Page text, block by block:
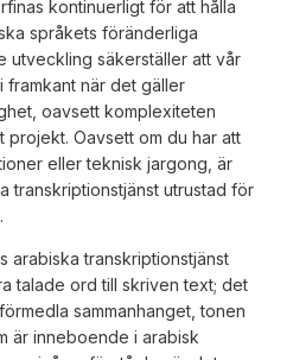
kontinuerligt för att hålla
språkets föränderliga
utveckling säkerställer att vår
framkant när det gäller
oavsett komplexiteten
Oavsett om du har att
eller teknisk jargong, är
transkriptionstjänst utrustad för
arabiska transkriptionstjänst
talade ord till skriven text; det
sammanhanget, tonen
är inneboende i arabisk